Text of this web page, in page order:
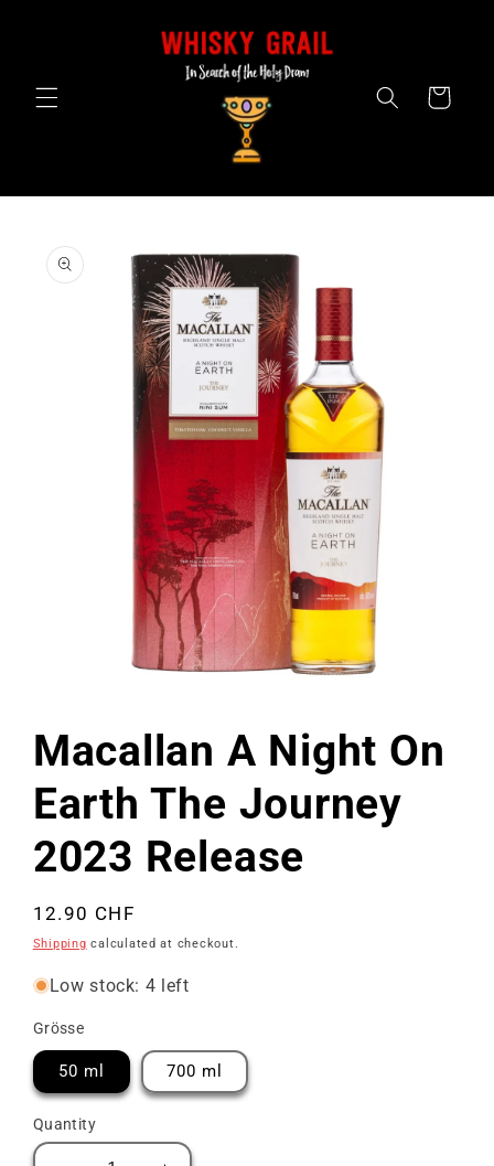
Cart
product
information
1
in
modal
Macallan A Night On
Earth The Journey
2023 Release
Regular
price
12.90 CHF
Shipping calculated at checkout.
Low stock: 4 left
Grösse
50 ml 700 ml
Quantity